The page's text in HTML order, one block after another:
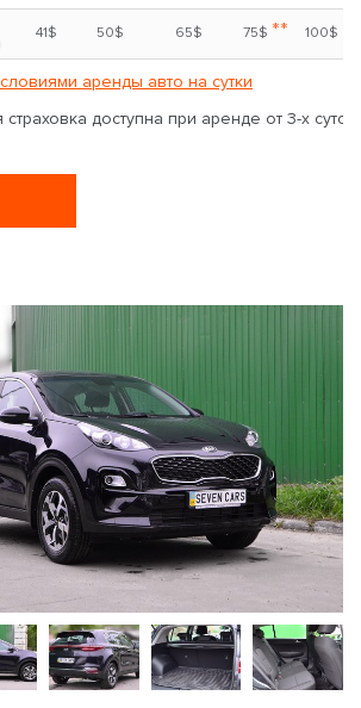
41$ 50$ 65$ 75$ ** 100$
аренды авто на сутки
доступна при аренде от 3-х суток